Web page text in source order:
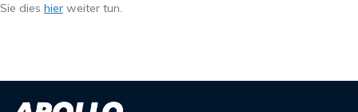
Sie dies hier weiter tun.